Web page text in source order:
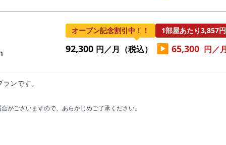
オープン記念割引中！！ 1部屋あたり3,857
92,300 円／月（税込） ▶ 65,300 円／
ンです。
がございますので、あらかじめご了承ください。